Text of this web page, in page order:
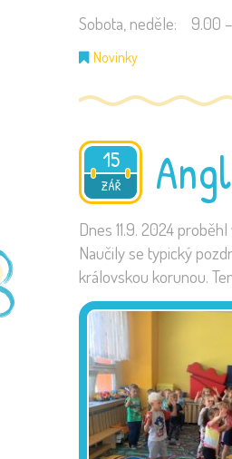
Sobota, neděle: 9.00
Novinky
15
ZÁŘ
2024
Dnes 11.9. 2024
Naučily se typický
královskou korunou.